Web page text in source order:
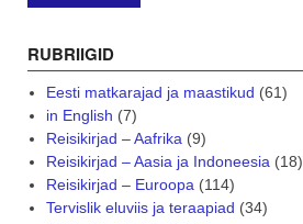
RUBRIIGID
Eesti matkarajad ja maastikud (61)
in English (7)
Reisikirjad – Aafrika(9)
Reisikirjad – Aasia ja Indoneesia(18)
Reisikirjad – Euroopa(114)
Tervislik eluviis ja teraapiad (34)